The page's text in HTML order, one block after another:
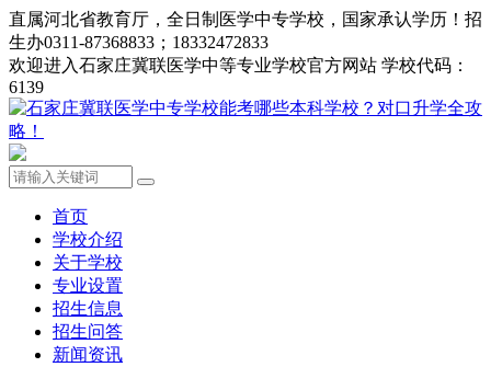
直属河北省教育厅，全日制医学中专学校，国家承认学历！招
生办0311-87368833；18332472833
欢迎进入石家庄冀联医学中等专业学校官方网站 学校代码：
6139
首页
学校介绍
关于学校
专业设置
招生信息
招生问答
新闻资讯